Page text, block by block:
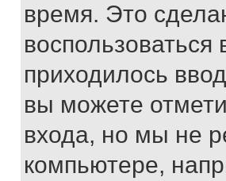
время. Это
приходилось
вы можете
входа, но мы не
компьютере,